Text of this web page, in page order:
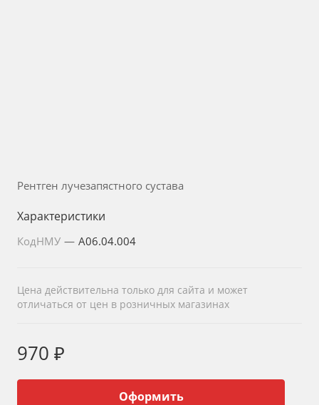
Рентген лучезапястного сустава
Характеристики
КодНМУ — A06.04.004
Цена действительна только для сайта и может
отличаться от цен в розничных магазинах
970 ₽
Оформить